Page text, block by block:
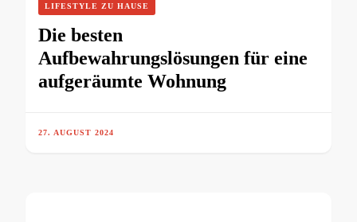
LIFESTYLE ZU HAUSE
Die besten
Aufbewahrungslösungen für eine
aufgeräumte Wohnung
27. AUGUST 2024